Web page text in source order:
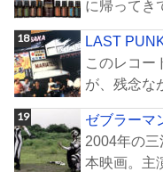
に帰ってき
LAST
このレコー
が、残念な
ゼブラーマ
2004年の
本映画。主